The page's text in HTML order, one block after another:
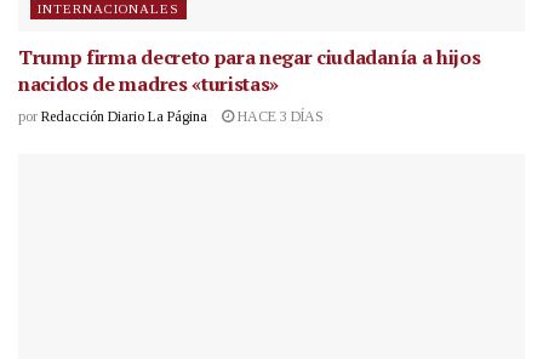
INTERNACIONALES
Trump firma decreto para negar ciudadanía a hijos
nacidos de madres «turistas»
por Redacción Diario La Página HACE 3 DÍAS